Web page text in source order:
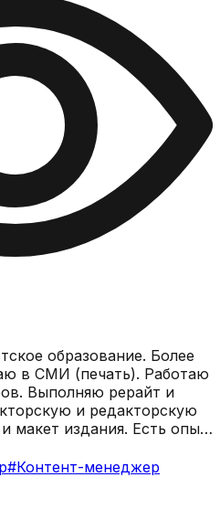
образование. Более
в СМИ (печать). Работаю
Выполняю рерайт и
и редакторскую
макет издания. Есть опыт
в социальных сетях
ведения фотосъёмок.
#Контент-менеджер